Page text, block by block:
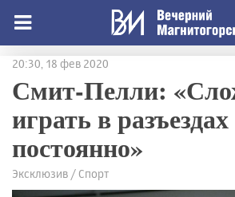
20:30, 18 фев 2020
Смит-Пелли:
играть в разъездах
постоянно»
Эксклюзив / Спорт